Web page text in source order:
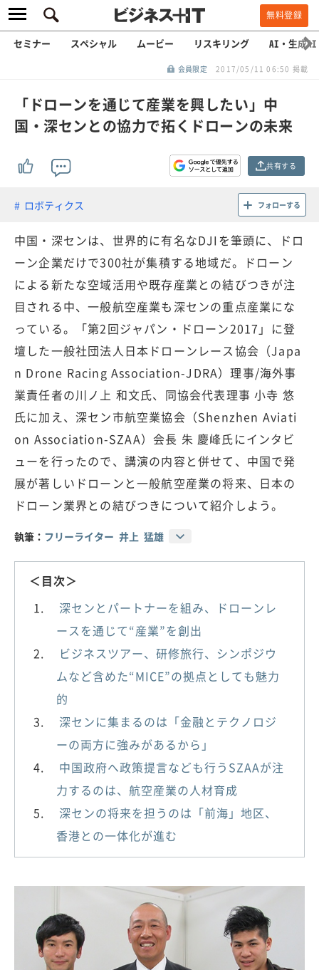
無料登録
セミナー スペシャル ムービー リスキリング AI・生成AI
会員限定 2017/05/11 06:50 掲載
「ドローンを通じて産業を興したい」中
国・深センとの協力で拓くドローンの未来
共有する
ロボティクス フォローする
中国・深センは、世界的に有名なDJIを筆頭に、ドロ
ーン企業だけで300社が集積する地域だ。ドローン
による新たな空域活用や既存産業との結びつきが注
目される中、一般航空産業も深センの重点産業にな
っている。「第2回ジャパン・ドローン2017」に登
壇した一般社団法人日本ドローンレース協会（Japa
n Drone Racing Association-JDRA）理事/海外事
業責任者の川ノ上 和文氏、同協会代表理事 小寺 悠
氏に加え、深セン市航空業協会（Shenzhen Aviati
on Association-SZAA）会長 朱 慶峰氏にインタビ
ューを行ったので、講演の内容と併せて、中国で発
展が著しいドローンと一般航空産業の将来、日本の
ドローン業界との結びつきについて紹介しよう。
執筆： フリーライター 井上 猛雄
＜目次＞
深センとパートナーを組み、ドローンレ
ースを通じて“産業”を創出
ビジネスツアー、研修旅行、シンポジウ
ムなど含めた“MICE”の拠点としても魅力
的
深センに集まるのは「金融とテクノロジ
ーの両方に強みがあるから」
中国政府へ政策提言なども行うSZAAが注
力するのは、航空産業の人材育成
深センの将来を担うのは「前海」地区、
香港との一体化が進む